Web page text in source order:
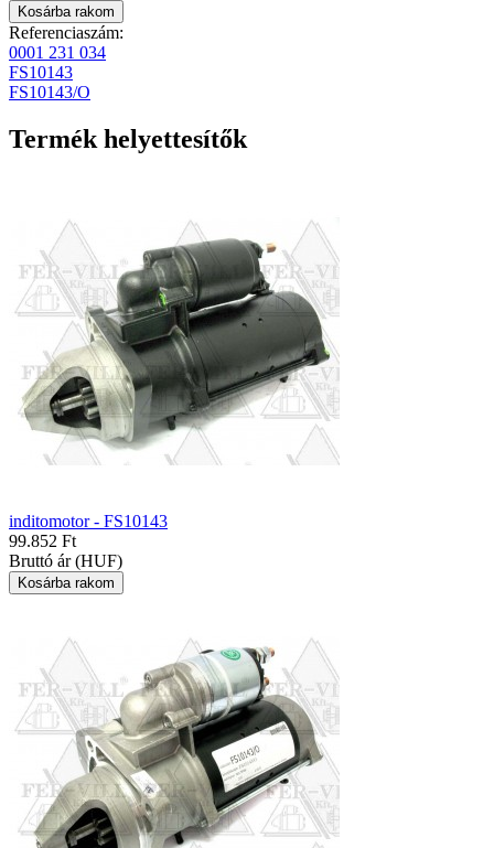
Referenciaszám:
0001 231 034
FS10143
FS10143/O
Termék helyettesítők
inditomotor - FS10143
99.852 Ft
Bruttó ár (HUF)